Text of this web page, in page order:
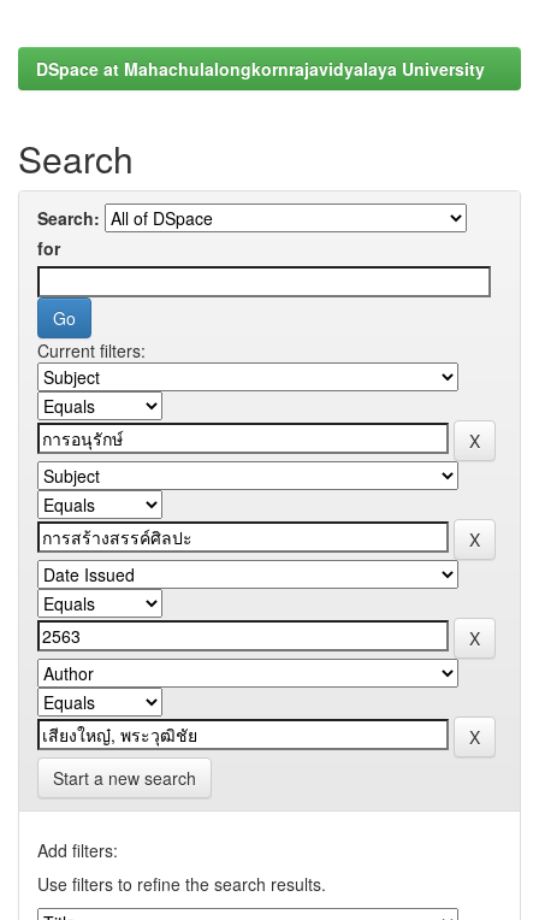
DSpace at Mahachulalongkornrajavidyalaya University
Search
Search:
for
Current filters:
Start a new search
Add filters:
Use filters to refine the search results.